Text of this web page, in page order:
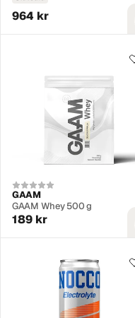
964 kr
GAAM
GAAM Whey 500 g
189 kr